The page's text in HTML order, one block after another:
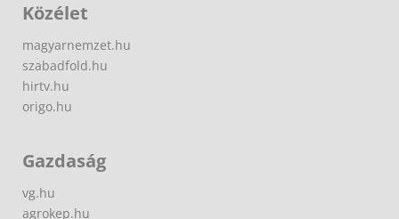
Közélet
magyarnemzet.hu
szabadfold.hu
hirtv.hu
origo.hu
Gazdaság
vg.hu
agrokep.hu